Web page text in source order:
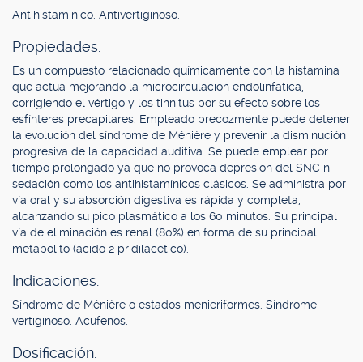
Antihistamínico. Antivertiginoso.
Propiedades.
Es un compuesto relacionado químicamente con la histamina
que actúa mejorando la microcirculación endolinfática,
corrigiendo el vértigo y los tinnitus por su efecto sobre los
esfínteres precapilares. Empleado precozmente puede detener
la evolución del síndrome de Ménière y prevenir la disminución
progresiva de la capacidad auditiva. Se puede emplear por
tiempo prolongado ya que no provoca depresión del SNC ni
sedación como los antihistamínicos clásicos. Se administra por
vía oral y su absorción digestiva es rápida y completa,
alcanzando su pico plasmático a los 60 minutos. Su principal
vía de eliminación es renal (80%) en forma de su principal
metabolito (ácido 2 pridilacético).
Indicaciones.
Síndrome de Ménière o estados menieriformes. Síndrome
vertiginoso. Acufenos.
Dosificación.